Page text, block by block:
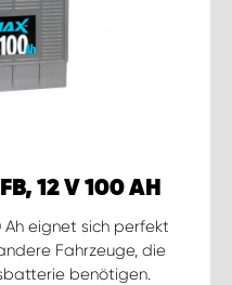
12 V 100 AH
eignet sich perfekt
Fahrzeuge, die
benötigen.